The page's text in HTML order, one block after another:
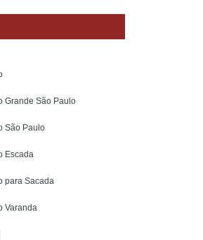
Temperado
Vidro
para Pergolado
Grande São Paulo
São Paulo
Escada
para Sacada
Varanda